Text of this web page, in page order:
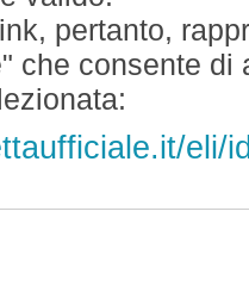
pertanto,
che consente
eli/